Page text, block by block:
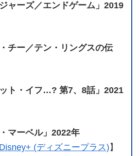
ャーズ／エンドゲーム」2019
チー／テン・リングスの伝
ト・イフ…? 第7、8話」2021
マーベル」2022年
Disney+ (ディズニープラス) 】